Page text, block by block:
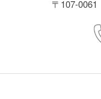
〒107-0061